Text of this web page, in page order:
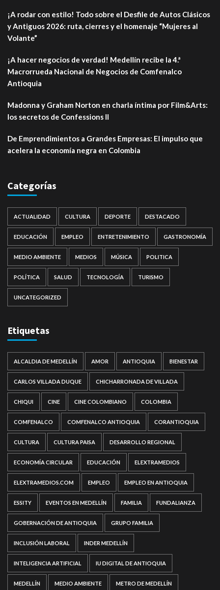
¡A rodar con estilo! Todo sobre el Desfile de Autos Clásicos
y Antiguos 2026: ruta, cierres y el homenaje “Mujeres al
Volante”
¡A hacer negocios de verdad! Medellín recibe la 4.ª
Macrorrueda Nacional de Negocios de Comfenalco
Antioquia
Madonna y Graham Norton en charla íntima por Film&Arts:
los secretos de Confessions II
De Emprendimientos a Grandes Empresas: El impulso que
acelera la economía negra en Colombia
Categorías
ACTUALIDAD CULTURA DEPORTE DESTACADO
EDUCACIÓN EMPLEO ENTRETENIMIENTO GASTRONOMÍA
MEDIO AMBIENTE MEDIOS MÚSICA POLITICA
POLÍTICA SALUD TECNOLOGÍA TURISMO
UNCATEGORIZED
Etiquetas
ALCALDIA DE MEDELLÍN AMOR ANTIOQUIA BIENESTAR
CARLOS VILLADA DUQUE CHICHARRONADA DE VILLADA
CHIQUI CINE CINE COLOMBIANO COLOMBIA
COMFENALCO COMFENALCO ANTIOQUIA CORANTIOQUIA
CULTURA CULTURA PAISA DESARROLLO REGIONAL
ECONOMÍA CIRCULAR EDUCACIÓN ELEXTRAMEDIOS
ELEXTRAMEDIOS.COM EMPLEO EMPLEO EN ANTIOQUIA
ESSITY EVENTOS EN MEDELLÍN FAMILIA FUNDALIANZA
GOBERNACIÓN DE ANTIOQUIA GRUPO FAMILIA
INCLUSIÓN LABORAL INDER MEDELLÍN
INTELIGENCIA ARTIFICIAL IU DIGITAL DE ANTIOQUIA
MEDELLÍN MEDIO AMBIENTE METRO DE MEDELLÍN